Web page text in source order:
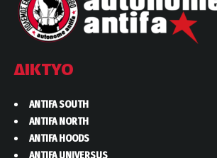
ΔΙΚΤΥΟ
ANTIFA SOUTH
ANTIFA NORTH
ANTIFA HOODS
ANTIFA UNIVERSUS